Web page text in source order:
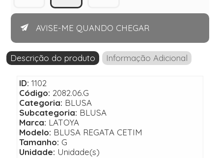
AVISE-ME QUANDO CHEGAR
Descrição do produto Informação Adicional
ID: 1102
Código: 2082.06.G
Categoria: BLUSA
Subcategoria: BLUSA
Marca: LATOYA
Modelo: BLUSA REGATA CETIM
Tamanho: G
Unidade: Unidade(s)